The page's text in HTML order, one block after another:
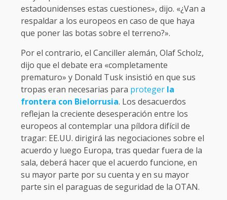
estadounidenses estas cuestiones», dijo. «¿Van a
respaldar a los europeos en caso de que haya
que poner las botas sobre el terreno?».
Por el contrario, el Canciller alemán, Olaf Scholz,
dijo que el debate era «completamente
prematuro» y Donald Tusk insistió en que sus
tropas eran necesarias para proteger la
frontera con Bielorrusia. Los desacuerdos
reflejan la creciente desesperación entre los
europeos al contemplar una píldora difícil de
tragar: EE.UU. dirigirá las negociaciones sobre el
acuerdo y luego Europa, tras quedar fuera de la
sala, deberá hacer que el acuerdo funcione, en
su mayor parte por su cuenta y en su mayor
parte sin el paraguas de seguridad de la OTAN.